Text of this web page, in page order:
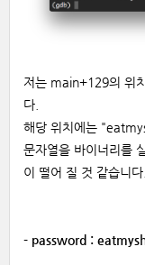
저는 main+129의 위
다.
해당 위치에는
문자열을 바이너리를
이 떨어 질 것 같습니다.
- password :